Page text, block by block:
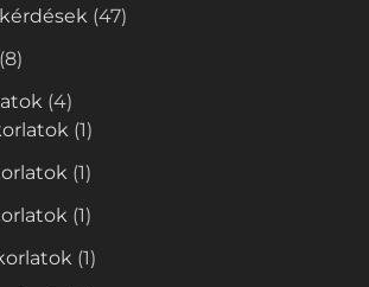
(47)
(8)
(4)
(1)
(1)
(1)
(1)